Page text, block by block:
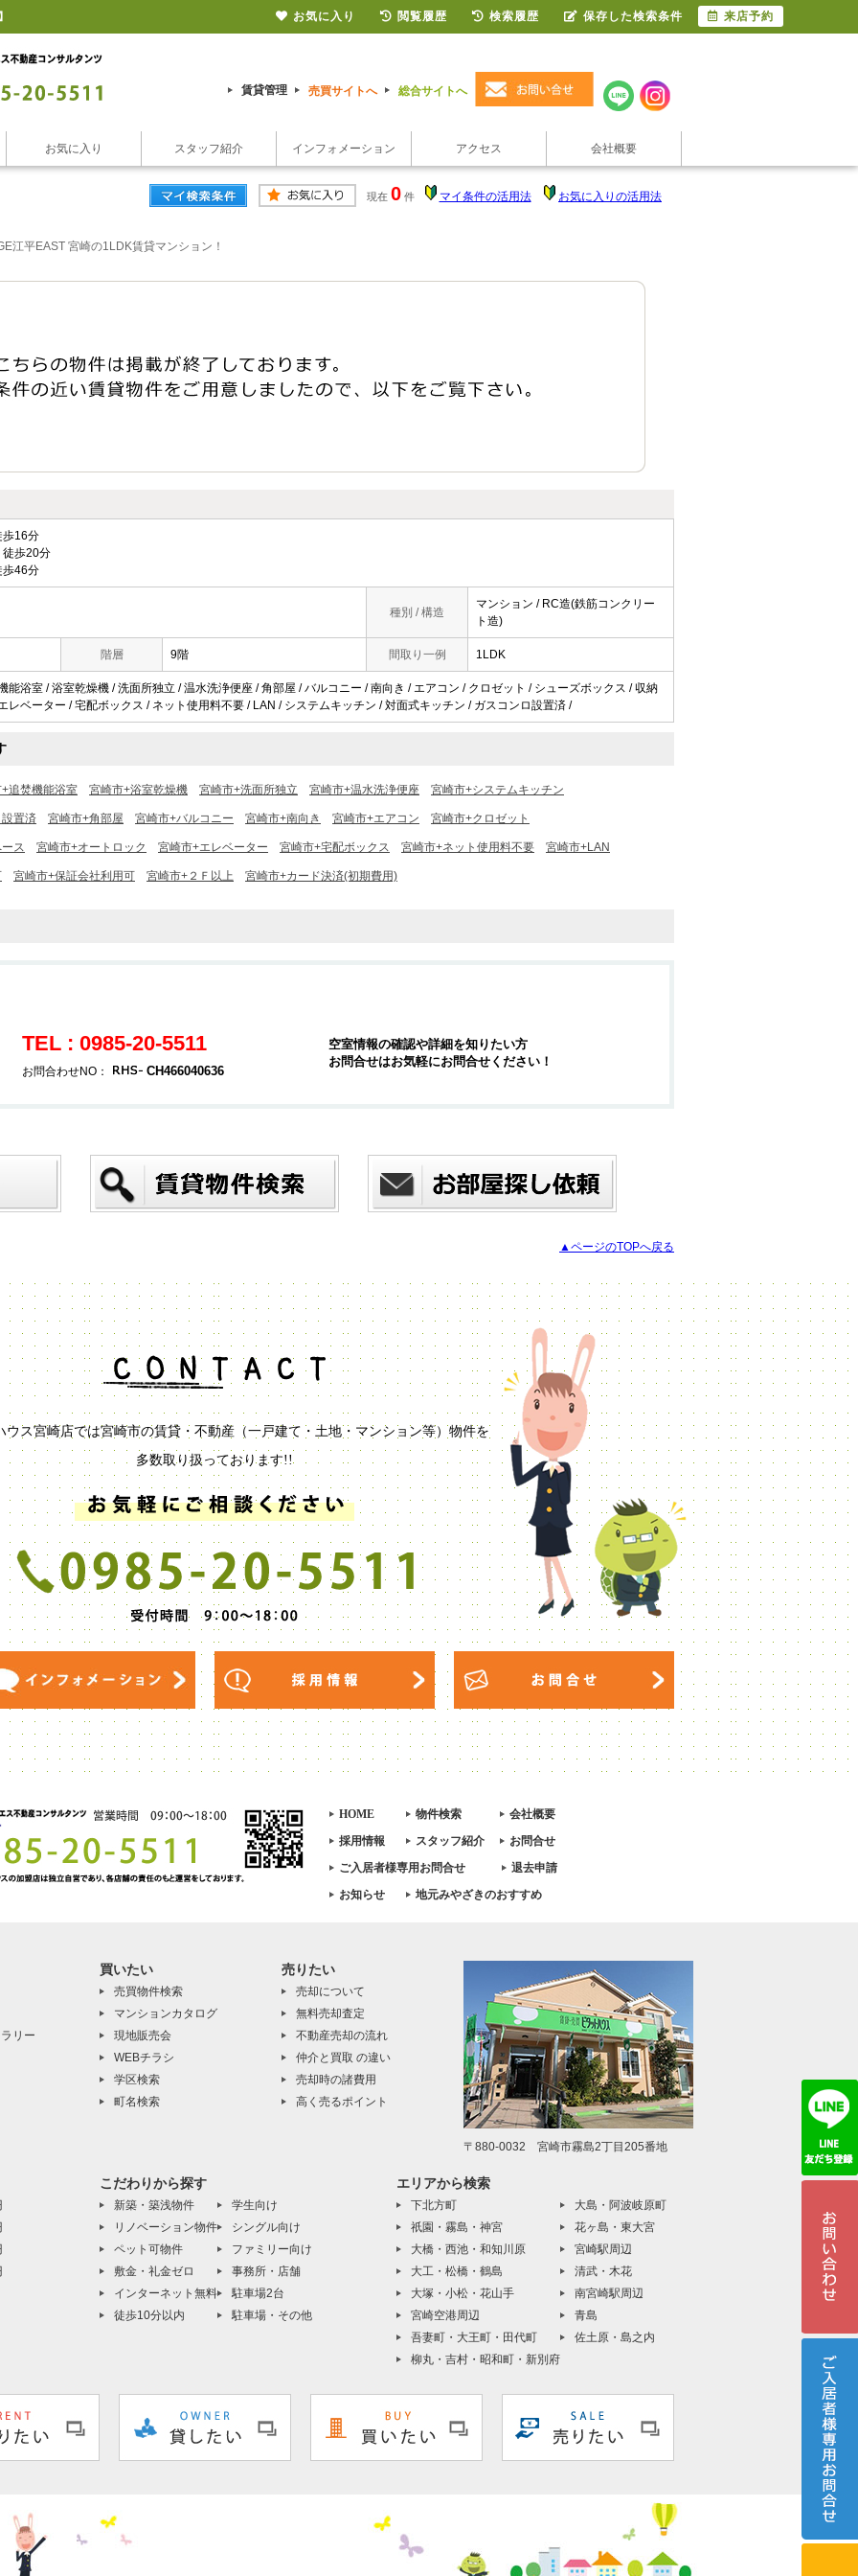
賃貸管理 売買サイトへ 総合サイトへ
お気に入り スタッフ紹介 インフォメーション アクセス 会社概要
現在 0 件 マイ条件の活用法 お気に入りの活用法
江平EAST 宮崎の1LDK賃貸マンション！
16分
歩20分
46分
種別 / 構造
マンション / RC造(鉄筋コンクリー
ト造)
階層 9階 間取り一例 1LDK
能浴室 / 浴室乾燥機 / 洗面所独立 / 温水洗浄便座 / 角部屋 / バルコニー / 南向き / エアコン / クロゼット / シューズボックス / 収納
レベーター / 宅配ボックス / ネット使用料不要 / LAN / システムキッチン / 対面式キッチン / ガスコンロ設置済 /
追焚機能浴室 宮崎市+浴室乾燥機 宮崎市+洗面所独立 宮崎市+温水洗浄便座 宮崎市+システムキッチン
置済 宮崎市+角部屋 宮崎市+バルコニー 宮崎市+南向き 宮崎市+エアコン 宮崎市+クロゼット
ス 宮崎市+オートロック 宮崎市+エレベーター 宮崎市+宅配ボックス 宮崎市+ネット使用料不要 宮崎市+LAN
宮崎市+保証会社利用可 宮崎市+２Ｆ以上 宮崎市+カード決済(初期費用)
TEL : 0985-20-5511
お問合わせNO： CH466040636
空室情報の確認や詳細を知りたい方
お問合せはお気軽にお問合せください！
▲ページのTOPへ戻る
ウス宮崎店では宮崎市の賃貸・不動産（一戸建て・土地・マンション等）物件を
多数取り扱っております!!
HOME 物件検索
会社概要
採用情報
スタッフ紹介
お問合せ
ご入居者様専用お問合せ
退去申請
お知らせ
地元みやざきのおすすめ
リー
買いたい
売買物件検索
マンションカタログ
現地販売会
WEBチラシ
学区検索
町名検索
売りたい
売却について
無料売却査定
不動産売却の流れ
仲介と買取 の違い
売却時の諸費用
高く売るポイント
〒880-0032 宮崎市霧島2丁目205番地
こだわりから探す
新築・築浅物件
リノベーション物件
ペット可物件
敷金・礼金ゼロ
インターネット無料
徒歩10分以内
学生向け
シングル向け
ファミリー向け
事務所・店舗
駐車場2台
駐車場・その他
エリアから検索
下北方町
祇園・霧島・神宮
大橋・西池・和知川原
大工・松橋・鶴島
大塚・小松・花山手
宮崎空港周辺
吾妻町・大王町・田代町
柳丸・吉村・昭和町・新別府
大島・阿波岐原町
花ヶ島・東大宮
宮崎駅周辺
清武・木花
南宮崎駅周辺
青島
佐土原・島之内
お気に入り 閲覧履歴 検索履歴 保存した検索条件 来店予約